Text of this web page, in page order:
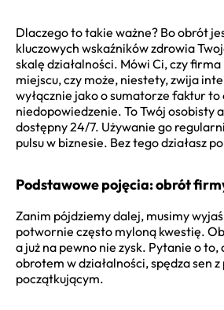
Dlaczego to takie ważne? Bo obrót
kluczowych wskaźników zdrowia
skalę działalności. Mówi Ci, czy
miejscu, czy może, niestety, zwija
wyłącznie jako o sumatorze faktur to
niedopowiedzenie. To Twój osobisty
dostępny 24/7. Używanie go
pulsu w biznesie. Bez tego działasz
Podstawowe pojęcia: obrót
Zanim pójdziemy dalej, musimy
potwornie często myloną kwestię.
a już na pewno nie zysk. Pytanie o to,
obrotem w działalności, spędza sen
początkującym.